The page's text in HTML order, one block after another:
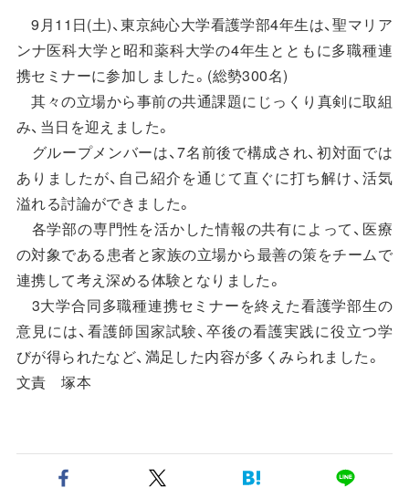
9月11日(土)、東京純心大学看護学部4年生は、聖マリア
ンナ医科大学と昭和薬科大学の4年生とともに多職種連
携セミナーに参加しました。(総勢300名)
其々の立場から事前の共通課題にじっくり真剣に取組
み、当日を迎えました。
グループメンバーは、7名前後で構成され、初対面では
ありましたが、自己紹介を通じて直ぐに打ち解け、活気
溢れる討論ができました。
各学部の専門性を活かした情報の共有によって、医療
の対象である患者と家族の立場から最善の策をチームで
連携して考え深める体験となりました。
3大学合同多職種連携セミナーを終えた看護学部生の
意見には、看護師国家試験、卒後の看護実践に役立つ学
びが得られたなど、満足した内容が多くみられました。
文責 塚本